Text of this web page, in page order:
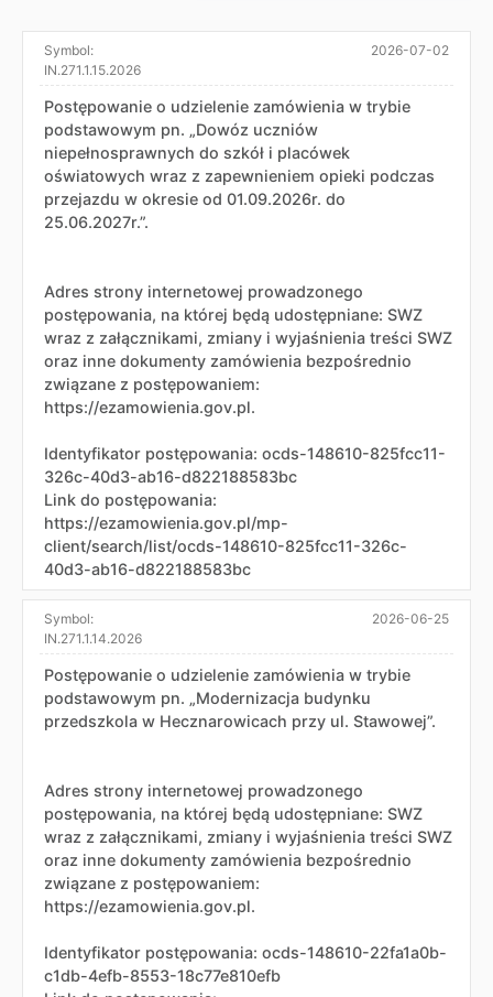
Symbol:
IN.271.1.15.2026
2026-07-02
Postępowanie o udzielenie zamówienia w trybie
podstawowym pn. „Dowóz uczniów
niepełnosprawnych do szkół i placówek
oświatowych wraz z zapewnieniem opieki podczas
przejazdu w okresie od 01.09.2026r. do
25.06.2027r.”.
Adres strony internetowej prowadzonego
postępowania, na której będą udostępniane: SWZ
wraz z załącznikami, zmiany i wyjaśnienia treści SWZ
oraz inne dokumenty zamówienia bezpośrednio
związane z postępowaniem:
https://ezamowienia.gov.pl.
Identyfikator postępowania: ocds-148610-825fcc11-
326c-40d3-ab16-d822188583bc
Link do postępowania:
https://ezamowienia.gov.pl/mp-
client/search/list/ocds-148610-825fcc11-326c-
40d3-ab16-d822188583bc
Symbol:
IN.271.1.14.2026
2026-06-25
Postępowanie o udzielenie zamówienia w trybie
podstawowym pn. „Modernizacja budynku
przedszkola w Hecznarowicach przy ul. Stawowej”.
Adres strony internetowej prowadzonego
postępowania, na której będą udostępniane: SWZ
wraz z załącznikami, zmiany i wyjaśnienia treści SWZ
oraz inne dokumenty zamówienia bezpośrednio
związane z postępowaniem:
https://ezamowienia.gov.pl.
Identyfikator postępowania: ocds-148610-22fa1a0b-
c1db-4efb-8553-18c77e810efb